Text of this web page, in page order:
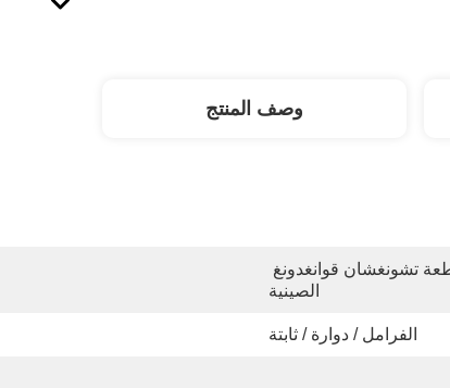
وصف المنتج
الصينية
الفرامل / دوارة / ثابتة